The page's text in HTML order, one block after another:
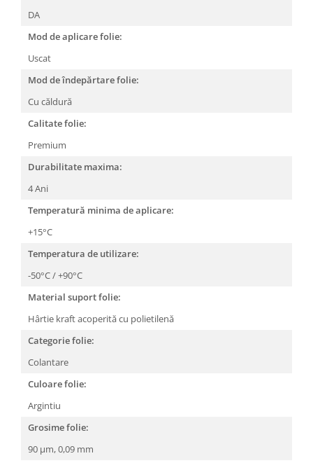
DA
Mod de aplicare folie:
Uscat
Mod de îndepărtare folie:
Cu căldură
Calitate folie:
Premium
Durabilitate maxima:
4 Ani
Temperatură minima de aplicare:
+15°C
Temperatura de utilizare:
-50°C / +90°C
Material suport folie:
Hârtie kraft acoperită cu polietilenă
Categorie folie:
Colantare
Culoare folie:
Argintiu
Grosime folie:
90 µm, 0,09 mm